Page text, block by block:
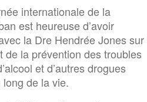
internationale de la
est heureuse d’avoir
la Dre Hendrée Jones sur
de la prévention des troubles
et d’autres drogues
de la vie.